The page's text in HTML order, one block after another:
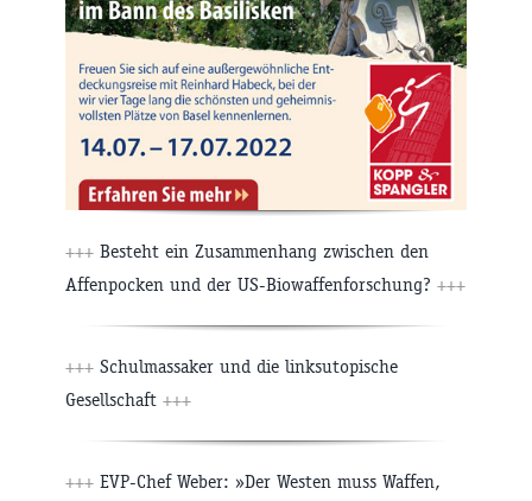
+++ Besteht ein Zusammenhang zwischen den
Affenpocken und der US-Biowaffenforschung? +++
+++ Schulmassaker und die linksutopische
Gesellschaft +++
+++ EVP-Chef Weber: »Der Westen muss Waffen,